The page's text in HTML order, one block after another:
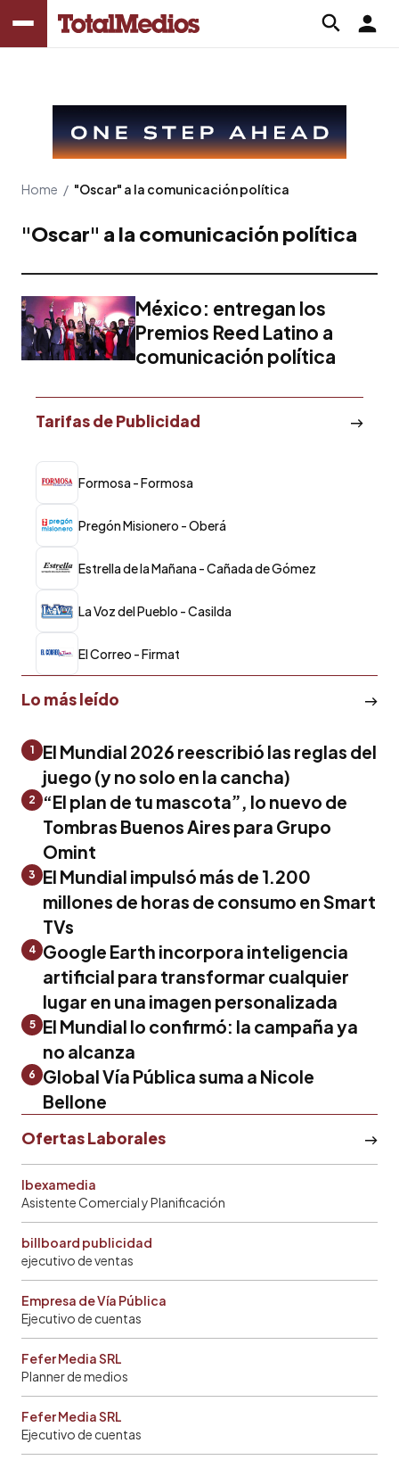
Home / "Oscar" a la comunicación política
"Oscar" a la comunicación política
México: entregan los
Premios Reed Latino a
comunicación política
Tarifas de Publicidad
Formosa - Formosa
Pregón Misionero - Oberá
Estrella de la Mañana - Cañada de Gómez
La Voz del Pueblo - Casilda
El Correo - Firmat
Lo más leído
1
El Mundial 2026 reescribió las reglas del
juego (y no solo en la cancha)
2
“El plan de tu mascota”, lo nuevo de
Tombras Buenos Aires para Grupo
Omint
3
El Mundial impulsó más de 1.200
millones de horas de consumo en Smart
TVs
4 Google Earth incorpora inteligencia
artificial para transformar cualquier
lugar en una imagen personalizada
5
El Mundial lo confirmó: la campaña ya
no alcanza
6
Global Vía Pública suma a Nicole
Bellone
Ofertas Laborales
Ibexamedia
Asistente Comercial y Planificación
billboard publicidad
ejecutivo de ventas
Empresa de Vía Pública
Ejecutivo de cuentas
Fefer Media SRL
Planner de medios
Fefer Media SRL
Ejecutivo de cuentas